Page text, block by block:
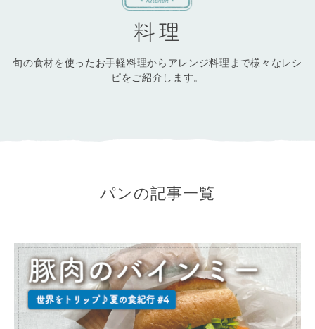
料理
旬の食材を使ったお手軽料理からアレンジ料理まで様々なレシ
ピをご紹介します。
パンの記事一覧